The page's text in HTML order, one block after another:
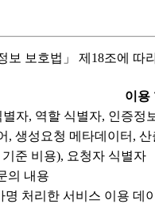
보호법」 제18조에 따
이용
자, 역할 식별자, 인증정
, 생성요청 메타데이터,
기준 비용), 요청자 식별자
의 내용
명 처리한 서비스 이용 데